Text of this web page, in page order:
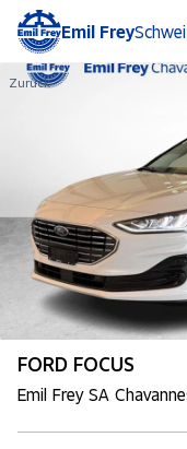
Emil Frey
Zurück
FORD FOCUS
Emil Frey SA